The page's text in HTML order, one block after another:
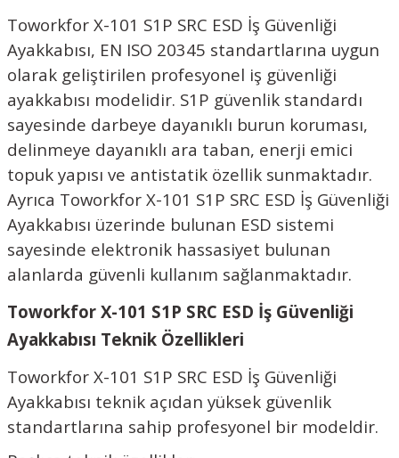
Toworkfor X-101 S1P SRC ESD İş Güvenliği
Ayakkabısı, EN ISO 20345 standartlarına uygun
olarak geliştirilen profesyonel iş güvenliği
ayakkabısı modelidir. S1P güvenlik standardı
sayesinde darbeye dayanıklı burun koruması,
delinmeye dayanıklı ara taban, enerji emici
topuk yapısı ve antistatik özellik sunmaktadır.
Ayrıca Toworkfor X-101 S1P SRC ESD İş Güvenliği
Ayakkabısı üzerinde bulunan ESD sistemi
sayesinde elektronik hassasiyet bulunan
alanlarda güvenli kullanım sağlanmaktadır.
Toworkfor X-101 S1P SRC ESD İş Güvenliği
Ayakkabısı Teknik Özellikleri
Toworkfor X-101 S1P SRC ESD İş Güvenliği
Ayakkabısı teknik açıdan yüksek güvenlik
standartlarına sahip profesyonel bir modeldir.